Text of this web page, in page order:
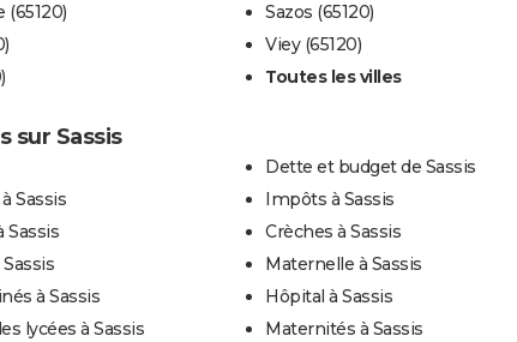
(65120)
Sazos (65120)
Viey (65120)
Toutes les villes
sur Sassis
Sassis
Sassis
à Sassis
lycées à Sassis
Dette et budget de Sassis
Impôts à Sassis
Crèches à Sassis
Maternelle à Sassis
Hôpital à Sassis
Maternités à Sassis